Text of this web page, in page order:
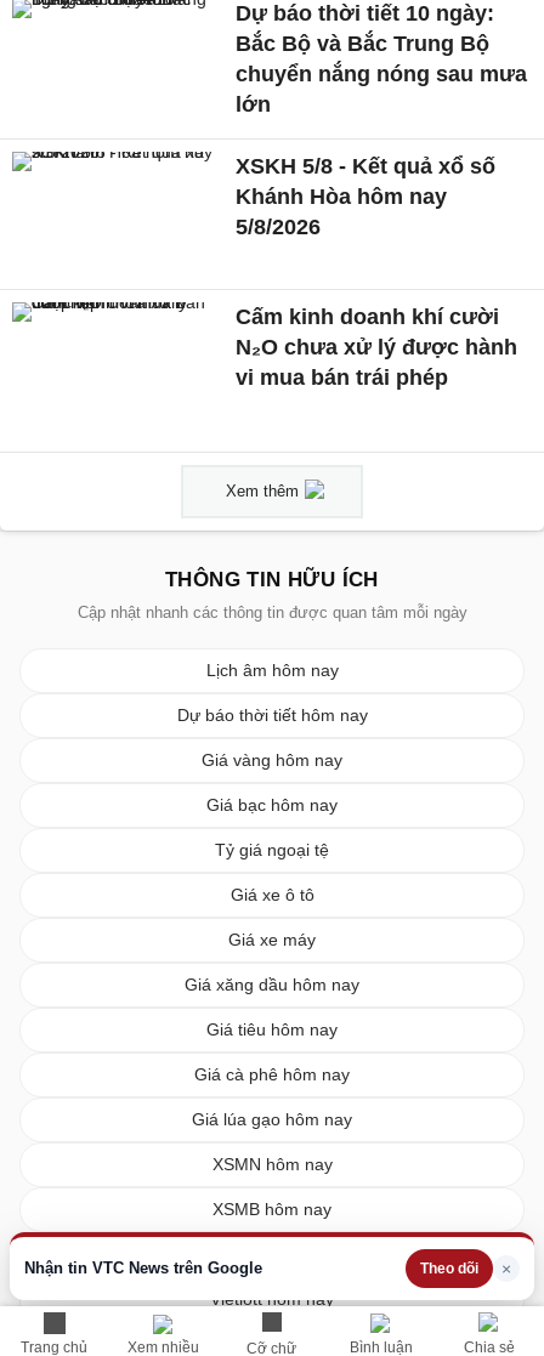
Trang chủ Xem nhiều Cỡ chữ Bình luận Chia sẻ
Nhận tin VTC News trên Google Theo dõi ×
Dự báo thời tiết 10 ngày:
Bắc Bộ và Bắc Trung Bộ
chuyển nắng nóng sau mưa
lớn
XSKH 5/8 - Kết quả xổ số
Khánh Hòa hôm nay
5/8/2026
Cấm kinh doanh khí cười
N₂O chưa xử lý được hành
vi mua bán trái phép
Xem thêm
THÔNG TIN HỮU ÍCH
Cập nhật nhanh các thông tin được quan tâm mỗi ngày
Lịch âm hôm nay
Dự báo thời tiết hôm nay
Giá vàng hôm nay
Giá bạc hôm nay
Tỷ giá ngoại tệ
Giá xe ô tô
Giá xe máy
Giá xăng dầu hôm nay
Giá tiêu hôm nay
Giá cà phê hôm nay
Giá lúa gạo hôm nay
XSMN hôm nay
XSMB hôm nay
Vietlott hôm nay